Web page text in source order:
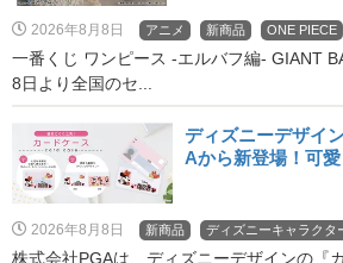
2026年8月8日 アニメ 新商品 ONE PIECE
一番くじ ワンピース -エルバフ編- GIANT
8日より全国のセ...
ディズニーデザイ
Aから新登場！可
2026年8月8日 新商品 ディズニーキャラクタ
株式会社PGAは、ディズニーデザインの『